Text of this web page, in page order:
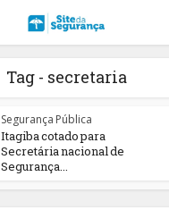
Tag - secretaria
Segurança Pública
Itagiba cotado para
Secretária nacional de
Segurança...